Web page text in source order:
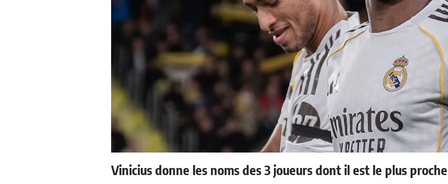
Vinicius donne les noms des 3 joueurs dont il est le plus